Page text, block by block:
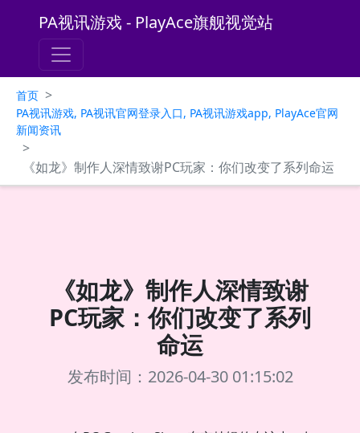
PA视讯游戏 - PlayAce旗舰视觉站
首页 >
PA视讯游戏, PA视讯官网登录入口, PA视讯游戏app, PlayAce官网
新闻资讯
>
《如龙》制作人深情致谢PC玩家：你们改变了系列命运
《如龙》制作人深情致谢
PC玩家：你们改变了系列
命运
发布时间：2026-04-30 01:15:02